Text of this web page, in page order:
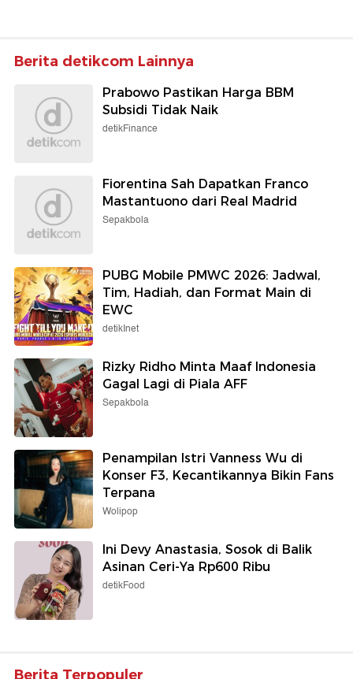
Berita detikcom Lainnya
Prabowo Pastikan Harga BBM
Subsidi Tidak Naik
detikFinance
Fiorentina Sah Dapatkan Franco
Mastantuono dari Real Madrid
Sepakbola
PUBG Mobile PMWC 2026: Jadwal,
Tim, Hadiah, dan Format Main di
EWC
detikInet
Rizky Ridho Minta Maaf Indonesia
Gagal Lagi di Piala AFF
Sepakbola
Penampilan Istri Vanness Wu di
Konser F3, Kecantikannya Bikin Fans
Terpana
Wolipop
Ini Devy Anastasia, Sosok di Balik
Asinan Ceri-Ya Rp600 Ribu
detikFood
Berita Terpopuler